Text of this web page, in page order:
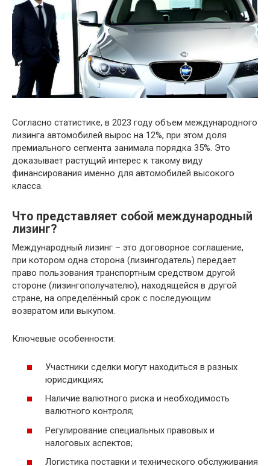
Согласно статистике, в 2023 году объем международного
лизинга автомобилей вырос на 12%, при этом доля
премиального сегмента занимала порядка 35%. Это
доказывает растущий интерес к такому виду
финансирования именно для автомобилей высокого
класса.
Что представляет собой международный
лизинг?
Международный лизинг – это договорное соглашение,
при котором одна сторона (лизингодатель) передает
право пользования транспортным средством другой
стороне (лизингополучателю), находящейся в другой
стране, на определённый срок с последующим
возвратом или выкупом.
Ключевые особенности:
Участники сделки могут находиться в разных
юрисдикциях;
Наличие валютного риска и необходимость
валютного контроля;
Регулирование специальных правовых и
налоговых аспектов;
Логистика поставки и технического обслуживания